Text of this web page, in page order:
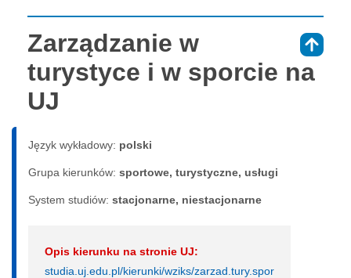
Zarządzanie w
turystyce i w sporcie na
UJ
Język wykładowy: polski
Grupa kierunków: sportowe, turystyczne, usługi
System studiów: sta­cjo­nar­ne, nie­sta­cjo­nar­ne
Opis kierunku na stronie UJ:
studia.uj.edu.pl/kierunki/wziks/zarzad.tury.spor